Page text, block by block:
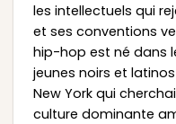
les intellectuels qui
et ses conventions
hip-hop est né dans
jeunes noirs et
New York qui
culture dominante